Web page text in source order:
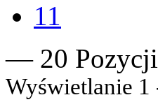
11
— 20 Pozycji
Wyświetlanie 1